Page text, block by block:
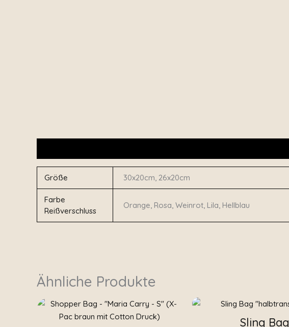
Größe 30x20cm, 26x20cm
Farbe
Reißverschluss
Orange, Rosa, Weinrot, Lila, Hellblau
Ähnliche Produkte
Sling Bag